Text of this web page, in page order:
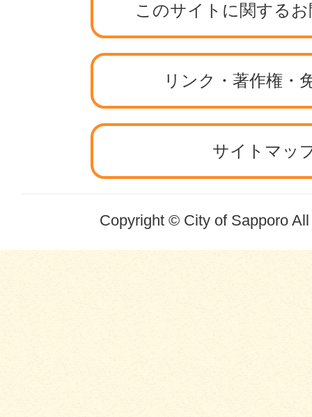
このサイトに関する
リンク・著作権・
サイトマッ
Copyright © City of Sapporo